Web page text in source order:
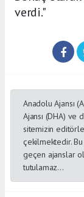
verdi."
Anadolu Ajansı
Ajansı (DHA) ve
sitemizin
çekilmektedir.
geçen ajanslar
tutulamaz...